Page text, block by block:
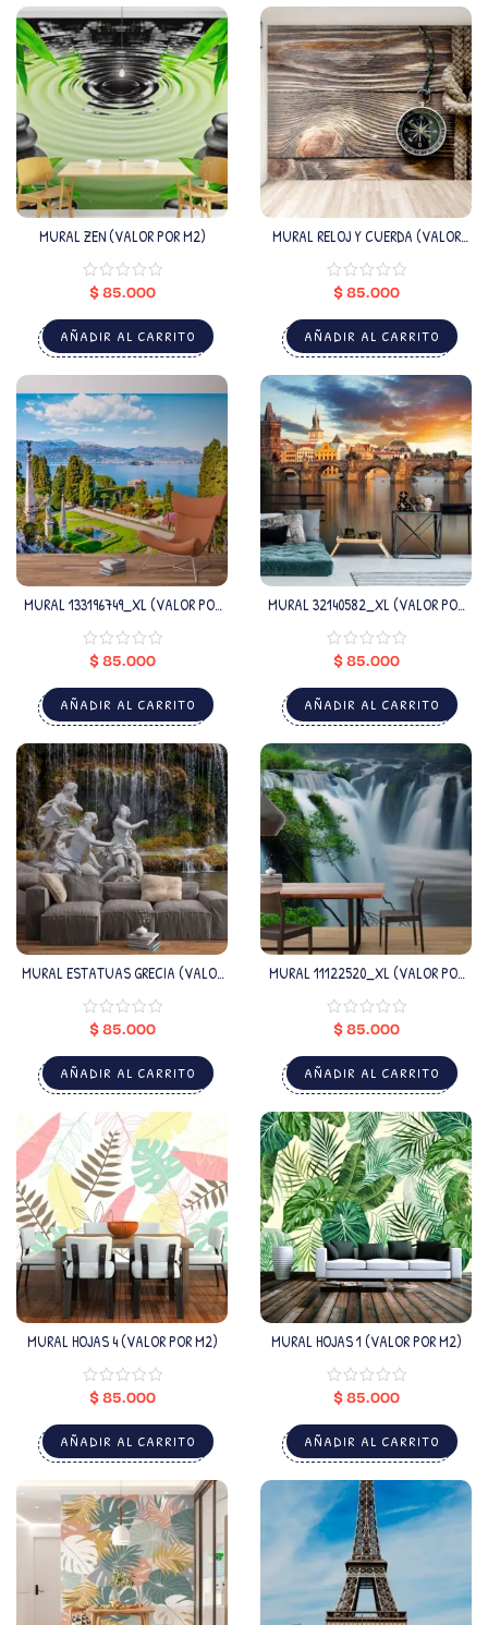
MURAL ZEN (VALOR POR M2)
$85.000
AÑADIR AL CARRITO
MURAL RELOJ Y CUERDA (VALOR
$85.000
AÑADIR AL CARRITO
MURAL 133196749_XL (VALOR POR
$85.000
AÑADIR AL CARRITO
MURAL 32140582_XL (VALOR POR
$85.000
AÑADIR AL CARRITO
MURAL ESTATUAS GRECIA (VALOR
$85.000
AÑADIR AL CARRITO
MURAL 11122520_XL (VALOR POR
$85.000
AÑADIR AL CARRITO
MURAL HOJAS 4 (VALOR POR M2)
$85.000
AÑADIR AL CARRITO
MURAL HOJAS 1 (VALOR POR M2)
$85.000
AÑADIR AL CARRITO